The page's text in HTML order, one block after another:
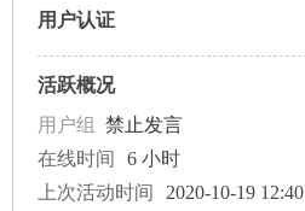
用户认证
活跃概况
用户组 禁止发言
在线时间
6 小时
上次活动时间
2020-10-19 12:40